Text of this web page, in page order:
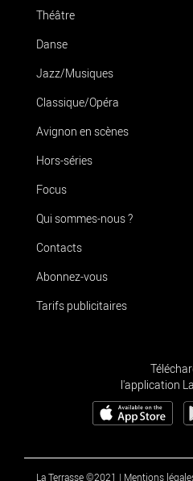
Théâtre
Danse
Jazz/Musiques
Classique/Opéra
Avignon en scènes
Hors-séries
Focus
Qui sommes-nous ?
Contacts
Abonnez-vous
Tarifs publicitaires
l'application
La Terrasse ©2021 | Mentions